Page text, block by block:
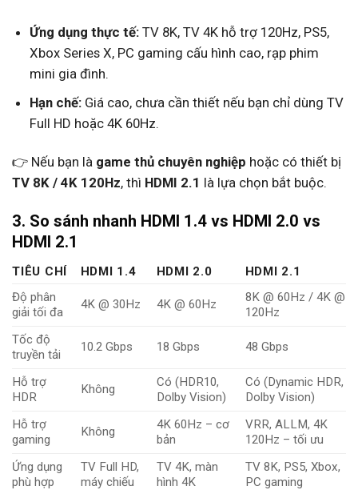
Ứng dụng thực tế:TV 8K, TV 4K hỗ trợ 120Hz, PS5,
Xbox Series X, PC gaming cấu hình cao, rạp phim
mini gia đình.
Hạn chế:Giá cao, chưa cần thiết nếu bạn chỉ dùng TV
Full HD hoặc 4K 60Hz.
👉 Nếu bạn là game thủ chuyên nghiệp hoặc có thiết bị
TV 8K / 4K 120Hz, thì HDMI 2.1 là lựa chọn bắt buộc.
3. So sánh nhanh HDMI 1.4 vs HDMI 2.0 vs
HDMI 2.1
TIÊU CHÍ HDMI 1.4 HDMI 2.0
HDMI 2.1
Độ phân
giải tối đa
4K @ 30Hz 4K @ 60Hz
8K @ 60Hz / 4K @
120Hz
Tốc độ
truyền tải
10.2 Gbps 18 Gbps 48 Gbps
Hỗ trợ
HDR
Không
Có (HDR10,
Dolby Vision)
Có (Dynamic HDR,
Dolby Vision)
Hỗ trợ
gaming
Không
4K 60Hz – cơ
bản
VRR, ALLM, 4K
120Hz – tối ưu
Ứng dụng
phù hợp
TV Full HD,
máy chiếu
TV 4K, màn
hình 4K
TV 8K, PS5, Xbox,
PC gaming